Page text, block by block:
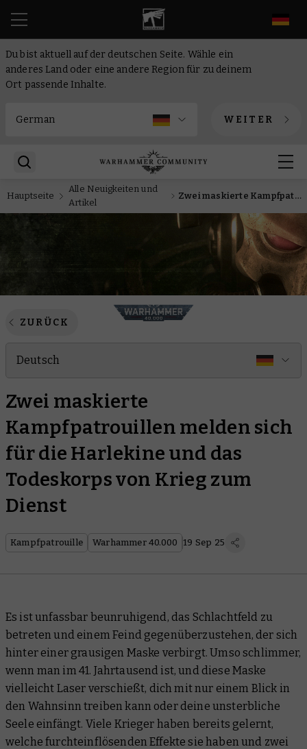
Du bist aktuell auf der deutschen Seite. Wähle ein
anderes Land oder eine andere Region für zu deinem
Ort passende Inhalte.
WEITER
Hauptseite
Alle Neuigkeiten und
Artikel
Zwei maskierte Kampfpatrouillen melden sich für die Harlekine und das Todeskorps von Krieg zum Dienst
ZURÜCK
Deutsch
Zwei maskierte
Kampfpatrouillen melden sich
für die Harlekine und das
Todeskorps von Krieg zum
Dienst
Kampfpatrouille Warhammer 40.000 19 Sep 25
Es ist unfassbar beunruhigend, das Schlachtfeld zu
betreten und einem Feind gegenüberzustehen, der sich
hinter einer grausigen Maske verbirgt. Umso schlimmer,
wenn man im 41. Jahrtausend ist, und diese Maske
vielleicht Laser verschießt, dich mit nur einem Blick in
den Wahnsinn treiben kann oder deine unsterbliche
Seele einfängt. Viele Krieger haben bereits gelernt,
welche furchteinflösenden Effekte sie haben und zwei